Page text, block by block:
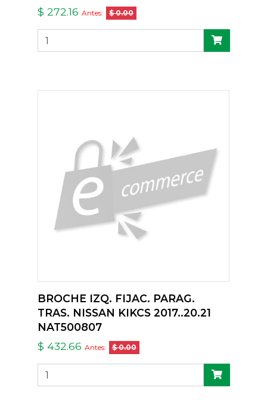
$ 272.16 Antes: $ 0.00
BROCHE IZQ. FIJAC. PARAG.
TRAS. NISSAN KIKCS 2017..20.21
NAT500807
$ 432.66 Antes: $ 0.00